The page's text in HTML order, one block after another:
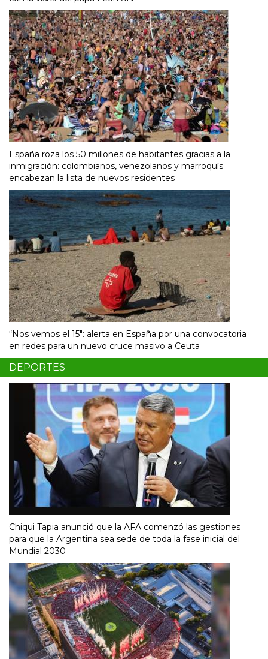
España roza los 50 millones de habitantes gracias a la
inmigración: colombianos, venezolanos y marroquís
encabezan la lista de nuevos residentes
“Nos vemos el 15″: alerta en España por una convocatoria
en redes para un nuevo cruce masivo a Ceuta
DEPORTES
Chiqui Tapia anunció que la AFA comenzó las gestiones
para que la Argentina sea sede de toda la fase inicial del
Mundial 2030